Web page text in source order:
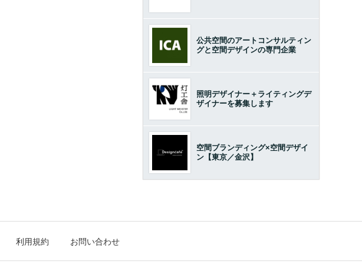
公共空間のアートコンサルティン
グと空間デザインの専門企業
照明デザイナー＋ライティングデ
ザイナーを募集します
空間ブランディング×空間デザイ
ン【東京／金沢】
利用規約 お問い合わせ